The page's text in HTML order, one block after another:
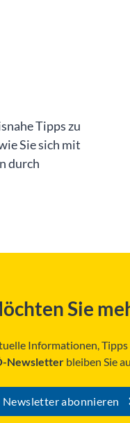
Tipps zu
Sie sich mit
durch
Sie
Informationen,
Newsletter bleiben Sie
Newsletter abonnieren